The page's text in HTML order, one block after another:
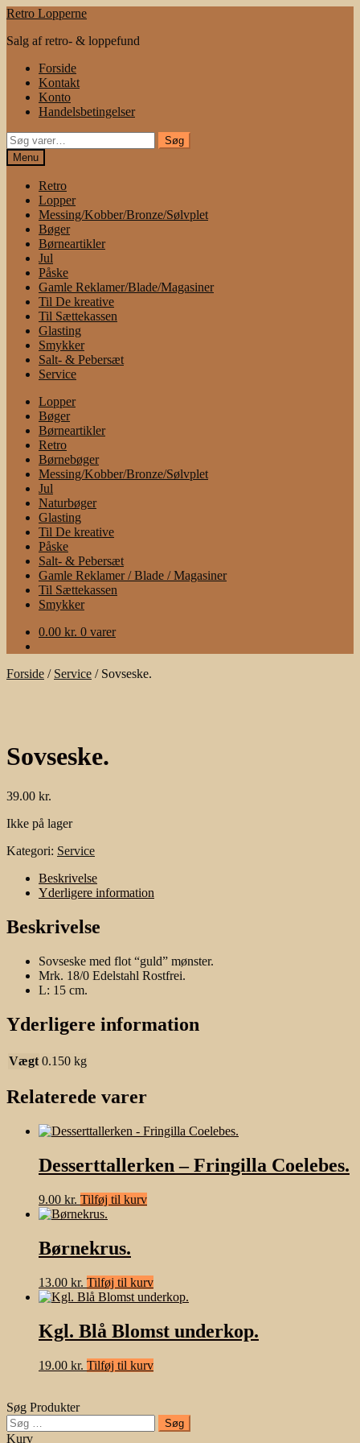
Spring
navigation
Spring
indhold
Retro Lopperne
Salg af retro- & loppefund
Forside
Kontakt
Konto
Handelsbetingelser
Søg
efter:
Søg
Menu
Retro
Lopper
Messing/Kobber/Bronze/Sølvplet
Bøger
Børneartikler
Jul
Påske
Gamle Reklamer/Blade/Magasiner
Til De kreative
Til Sættekassen
Glasting
Smykker
Salt- & Pebersæt
Service
Lopper
Bøger
Børneartikler
Retro
Børnebøger
Messing/Kobber/Bronze/Sølvplet
Jul
Naturbøger
Glasting
Til De kreative
Påske
Salt- & Pebersæt
Gamle Reklamer / Blade / Magasiner
Til Sættekassen
Smykker
0.00 kr. 0 varer
Forside / Service / Sovseske.
Sovseske.
39.00 kr.
Ikke på lager
Kategori: Service
Beskrivelse
Yderligere information
Beskrivelse
Sovseske med flot “guld” mønster.
Mrk. 18/0 Edelstahl Rostfrei.
L: 15 cm.
Yderligere information
Vægt 0.150 kg
Relaterede varer
Desserttallerken – Fringilla Coelebes.
9.00 kr. Tilføj til kurv
Børnekrus.
13.00 kr. Tilføj til kurv
Kgl. Blå Blomst underkop.
19.00 kr. Tilføj til kurv
Søg Produkter
Søg
efter:
Kurv